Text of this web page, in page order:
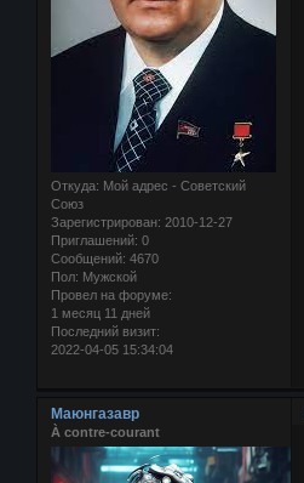
Откуда: Мой адрес - Советский
Союз
Зарегистрирован: 2010-12-27
Приглашений: 0
Сообщений: 4670
Пол: Мужской
Провел на форуме:
1 месяц 11 дней
Последний визит:
2022-04-05 15:34:04
Маюнгазавр
À contre-courant